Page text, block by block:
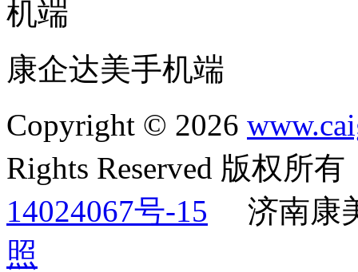
康企达美手机端
Copyright © 2026
Rights Reserved 版权所
14024067号-15 济南康
照